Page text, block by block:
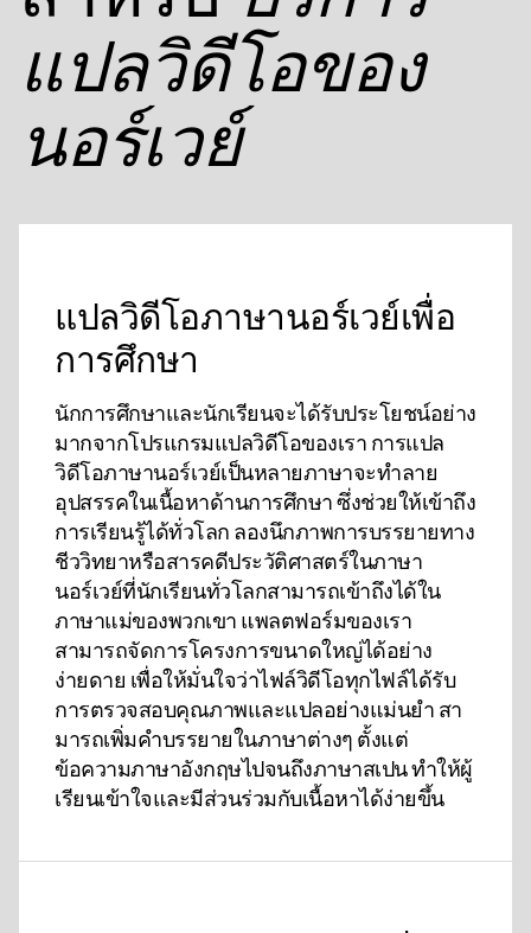
แปลวิดีโอของ
นอร์เวย์
แปลวิดีโอภาษานอร์เวย์เพื่อ
การศึกษา
นักการศึกษาและนักเรียนจะได้รับประโยชน์อย่าง
มากจากโปรแกรมแปลวิดีโอของเรา การแปล
วิดีโอภาษานอร์เวย์เป็นหลายภาษาจะทําลาย
อุปสรรคในเนื้อหาด้านการศึกษา ซึ่งช่วยให้เข้าถึง
การเรียนรู้ได้ทั่วโลก ลองนึกภาพการบรรยายทาง
ชีววิทยาหรือสารคดีประวัติศาสตร์ในภาษา
นอร์เวย์ที่นักเรียนทั่วโลกสามารถเข้าถึงได้ใน
ภาษาแม่ของพวกเขา แพลตฟอร์มของเรา
สามารถจัดการโครงการขนาดใหญ่ได้อย่าง
ง่ายดาย เพื่อให้มั่นใจว่าไฟล์วิดีโอทุกไฟล์ได้รับ
การตรวจสอบคุณภาพและแปลอย่างแม่นยํา สา
มารถเพิ่มคําบรรยายในภาษาต่างๆ ตั้งแต่
ข้อความภาษาอังกฤษไปจนถึงภาษาสเปน ทําให้ผู้
เรียนเข้าใจและมีส่วนร่วมกับเนื้อหาได้ง่ายขึ้น